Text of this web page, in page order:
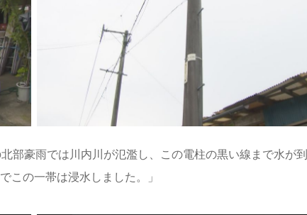
部豪雨では川内川が氾濫し、この電柱の黒い線まで水が到
この一帯は浸水しました。」